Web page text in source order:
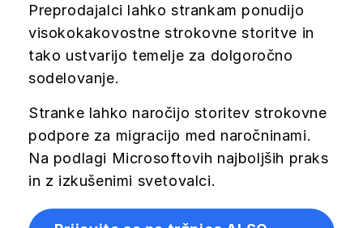
Preprodajalci lahko strankam ponudijo
visokokakovostne strokovne storitve in
tako ustvarijo temelje za dolgoročno
sodelovanje.
Stranke lahko naročijo storitev strokovne
podpore za migracijo med naročninami.
Na podlagi Microsoftovih najboljših praks
in z izkušenimi svetovalci.